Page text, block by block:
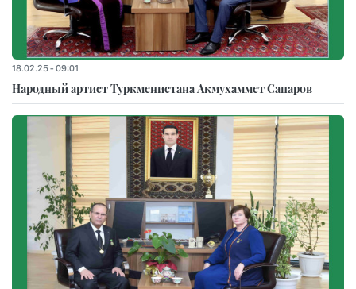
18.02.25 - 09:01
Народный артист Туркменистана Акмухаммет Сапаров